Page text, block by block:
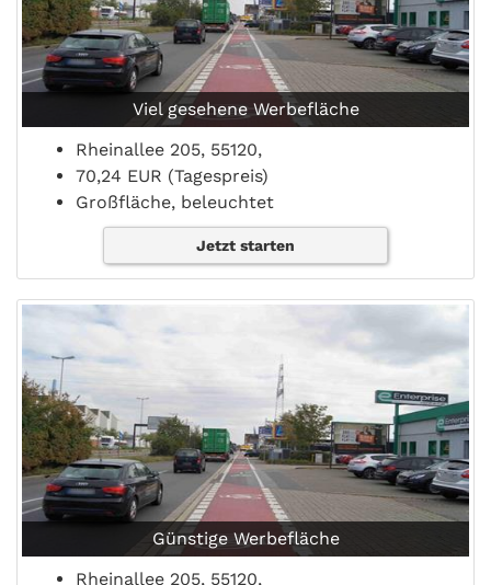
Viel gesehene Werbefläche
Rheinallee 205, 55120,
70,24 EUR (Tagespreis)
Großfläche, beleuchtet
Jetzt starten
Günstige Werbefläche
Rheinallee 205, 55120,